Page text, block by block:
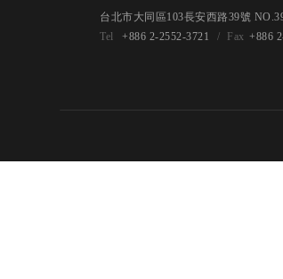
台北市大同區103長安西路39號
+886 2-2552-3721
+886